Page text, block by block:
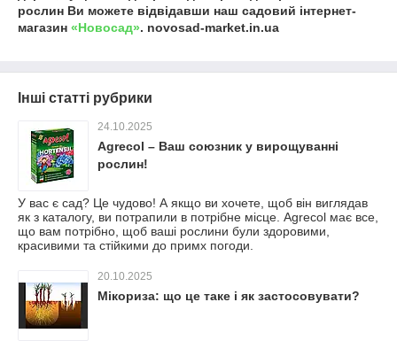
рослин Ви можете відвідавши наш садовий інтернет-
магазин «Новосад». novosad-market.in.ua
Інші статті рубрики
24.10.2025
Agrecol – Ваш союзник у вирощуванні
рослин!
У вас є сад? Це чудово! А якщо ви хочете, щоб він виглядав
як з каталогу, ви потрапили в потрібне місце. Agrecol має все,
що вам потрібно, щоб ваші рослини були здоровими,
красивими та стійкими до примх погоди.
20.10.2025
Мікориза: що це таке і як застосовувати?